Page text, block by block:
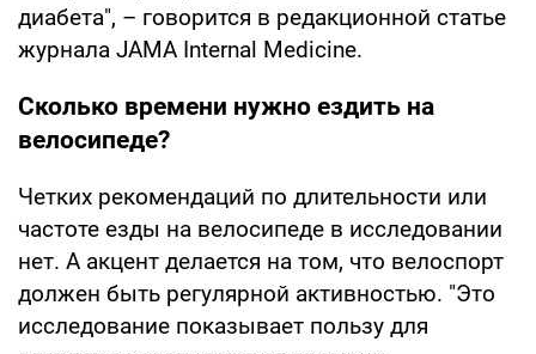
диабета", – говорится в редакционной статье
журнала JAMA Internal Medicine.
Сколько времени нужно ездить на
велосипеде?
Четких рекомендаций по длительности или
частоте езды на велосипеде в исследовании
нет. А акцент делается на том, что велоспорт
должен быть регулярной активностью. "Это
исследование показывает пользу для